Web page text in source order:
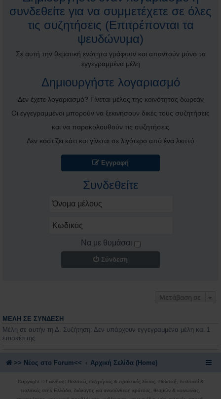
συνδεθείτε για να συμμετέχετε σε όλες
τις συζητήσεις (Επιτρέπονται τα
ψευδώνυμα)
Σε αυτή την θεματική ενότητα γράφουν και απαντούν μόνο τα
εγγεγραμμένα μέλη
Δημιουργήστε λογαριασμό
Δεν έχετε λογαριασμό? Γίνεται μέλος της κοινότητας δωρεάν
Οι εγγεγραμμένοι μπορούν να ξεκινήσουν δικές τους συζητήσεις
και να παρακολουθούν τις συζητήσεις
Δεν κοστίζει κάτι και γίνεται σε λιγότερο από ένα λεπτό
Εγγραφή
Συνδεθείτε
Να με θυμάσαι
Σύνδεση
Μετάβαση σε
ΜΈΛΗ ΣΕ ΣΎΝΔΕΣΗ
Μέλη σε αυτήν τη Δ. Συζήτηση: Δεν υπάρχουν εγγεγραμμένα μέλη και 1
επισκέπτης
>> Nέος στο Forum<< Αρχική Σελίδα (Home)
Copyright © Γέννηση: Πολιτικές συζητήσεις & πρακτικές λύσεις. Πολιτική, πολιτικοί &
πολιτικές στην Ελλάδα, διάλογος για ανασύνθεση κράτους, θεσμών & κοινωνίας,